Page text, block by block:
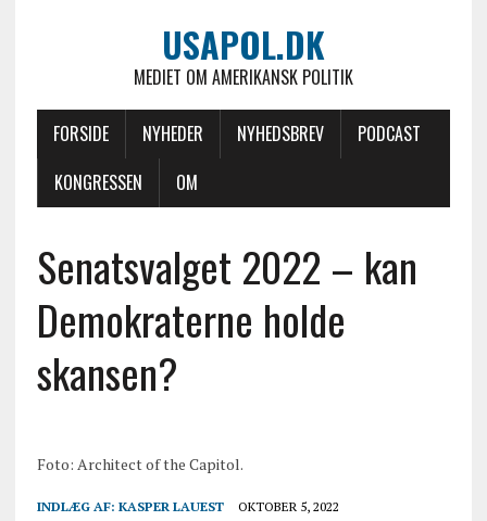
USAPOL.DK
MEDIET OM AMERIKANSK POLITIK
FORSIDE NYHEDER NYHEDSBREV
PODCAST
KONGRESSEN
OM
Senatsvalget 2022 – kan
Demokraterne holde
skansen?
Foto: Architect of the Capitol.
INDLÆG AF: KASPER LAUEST OKTOBER 5, 2022